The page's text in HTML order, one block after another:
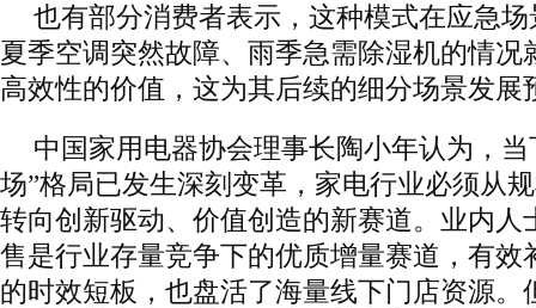
也有部分消费者表示，这种模式在应急
夏季空调突然故障、雨季急需除湿机的情况
高效性的价值，这为其后续的细分场景发展
中国家用电器协会理事长陶小年认为，
场”格局已发生深刻变革，家电行业必须从
转向创新驱动、价值创造的新赛道。业内人
售是行业存量竞争下的优质增量赛道，有效
的时效短板，也盘活了海量线下门店资源。